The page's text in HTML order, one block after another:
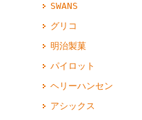
SWANS
グリコ
明治製菓
パイロット
ヘリーハンセン
アシックス